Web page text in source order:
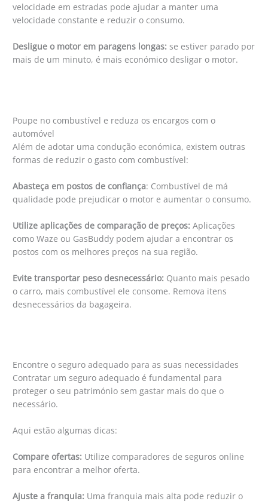
velocidade em estradas pode ajudar a manter uma
velocidade constante e reduzir o consumo.
Desligue o motor em paragens longas:se estiver parado por
mais de um minuto, é mais económico desligar o motor.
Poupe no combustível e reduza os encargos com o
automóvel
Além de adotar uma condução económica, existem outras
formas de reduzir o gasto com combustível:
Abasteça em postos de confiança: Combustível de má
qualidade pode prejudicar o motor e aumentar o consumo.
Utilize aplicações de comparação de preços: Aplicações
como Waze ou GasBuddy podem ajudar a encontrar os
postos com os melhores preços na sua região.
Evite transportar peso desnecessário: Quanto mais pesado
o carro, mais combustível ele consome. Remova itens
desnecessários da bagageira.
Encontre o seguro adequado para as suas necessidades
Contratar um seguro adequado é fundamental para
proteger o seu património sem gastar mais do que o
necessário.
Aqui estão algumas dicas:
Compare ofertas: Utilize comparadores de seguros online
para encontrar a melhor oferta.
Ajuste a franquia: Uma franquia mais alta pode reduzir o